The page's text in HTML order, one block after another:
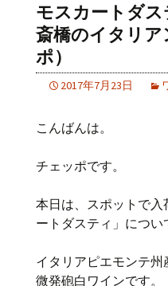
モスカートダ
斎橋のイタリ
ポ）
2017年7月23日
こんばんは。
チェッポです。
本日は、スポットで
ートダスティ」につい
イタリアピエモンテ
微発砲白ワインです。